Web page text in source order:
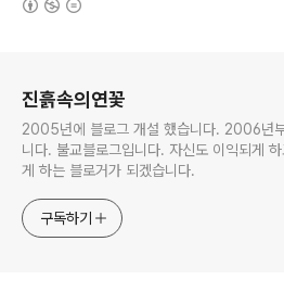
진흙속의연꽃
2005년에 블로그 개설 했습니다. 2006년
니다. 불교블로그입니다. 자신도 이익되게
게 하는 블로거가 되겠습니다.
구독하기